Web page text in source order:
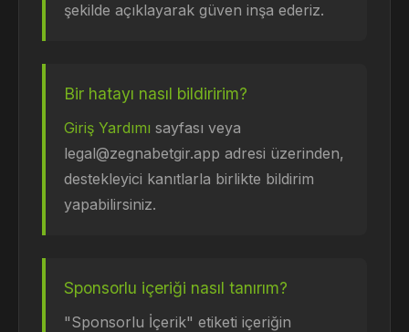
şekilde açıklayarak güven inşa ederiz.
Bir hatayı nasıl bildiririm?
Giriş Yardımı sayfası veya
legal@zegnabetgir.app adresi üzerinden,
destekleyici kanıtlarla birlikte bildirim
yapabilirsiniz.
Sponsorlu içeriği nasıl tanırım?
"Sponsorlu İçerik" etiketi içeriğin